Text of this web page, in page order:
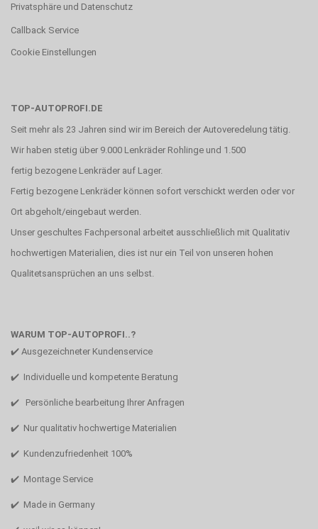
Privatsphäre und Datenschutz
Callback Service
Cookie Einstellungen
TOP-AUTOPROFI.DE
Seit mehr als 23 Jahren sind wir im Bereich der Autoveredelung tätig.
Wir haben stetig über 9.000 Lenkräder Rohlinge und 1.500
fertig bezogene Lenkräder auf Lager.
Fertig bezogene Lenkräder können sofort verschickt werden oder vor
Ort abgeholt/eingebaut werden.
Unser geschultes Fachpersonal arbeitet ausschließlich mit Qualitativ
hochwertigen Materialien, dies ist nur ein Teil von unseren hohen
Qualitetsansprüchen an uns selbst.
WARUM TOP-AUTOPROFI..?
✔️ Ausgezeichneter Kundenservice
✔️ Individuelle und kompetente Beratung
✔️ Persönliche bearbeitung Ihrer Anfragen
✔️ Nur qualitativ hochwertige Materialien
✔️ Kundenzufriedenheit 100%
✔️ Montage Service
✔️ Made in Germany